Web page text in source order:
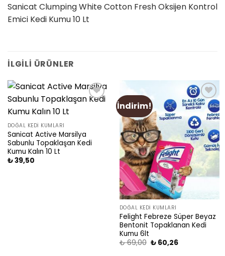
Sanicat Clumping White Cotton Fresh Oksijen Kontrol
Emici Kedi Kumu 10 Lt
İLGILI ÜRÜNLER
DOĞAL KEDI KUMLARI
Sanicat Active Marsilya
Sabunlu Topaklaşan Kedi
Kumu Kalın 10 Lt
₺39,50
İndirim!
Add
wishlist
DOĞAL KEDI KUMLARI
Felight Febreze Süper Beyaz
Bentonit Topaklanan Kedi
Kumu 6lt
₺69,00 ₺60,26